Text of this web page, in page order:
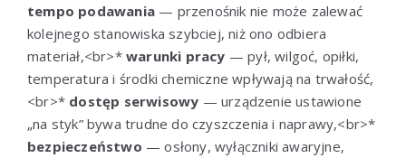
tempo podawania — przenośnik nie może zalewać
kolejnego stanowiska szybciej, niż ono odbiera
materiał,<br>* warunki pracy — pył, wilgoć, opiłki,
temperatura i środki chemiczne wpływają na trwałość,
<br>* dostęp serwisowy — urządzenie ustawione
„na styk” bywa trudne do czyszczenia i naprawy,<br>*
bezpieczeństwo — osłony, wyłączniki awaryjne,